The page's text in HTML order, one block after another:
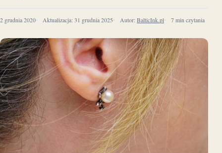
2 grudnia 2020 Aktualizacja: 31 grudnia 2025 Autor: BalticInk.pl 7 min czytania